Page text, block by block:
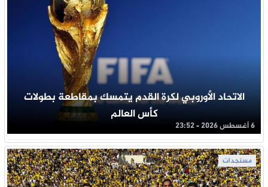
الاتحاد الأوروبي لكرة القدم يتمسك بمقاطعة بطولات
كأس العالم
6 أغسطس 2026 - 23:52
مستجدات